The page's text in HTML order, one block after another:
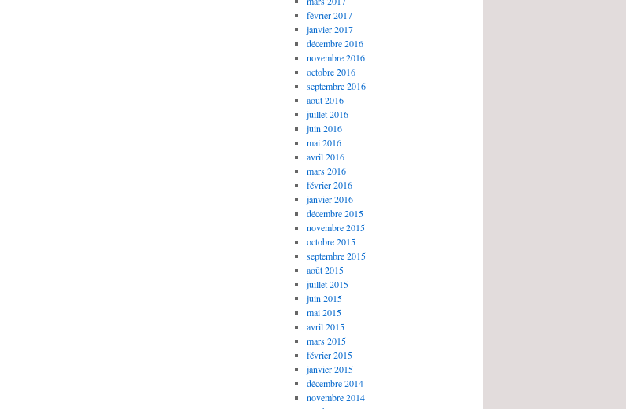
février 2017
janvier 2017
décembre 2016
novembre 2016
octobre 2016
septembre 2016
août 2016
juillet 2016
juin 2016
mai 2016
avril 2016
mars 2016
février 2016
janvier 2016
décembre 2015
novembre 2015
octobre 2015
septembre 2015
août 2015
juillet 2015
juin 2015
mai 2015
avril 2015
mars 2015
février 2015
janvier 2015
décembre 2014
novembre 2014